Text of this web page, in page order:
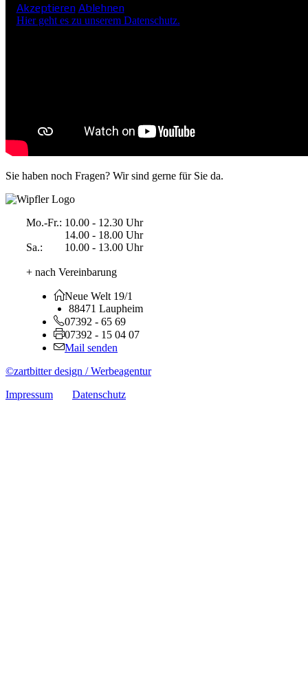
Sie haben noch Fragen? Wir sind gerne für Sie da.
Mo.-Fr.:
Sa.:
10.00 - 12.30 Uhr
14.00 - 18.00 Uhr
10.00 - 13.00 Uhr
+ nach Vereinbarung
Neue Welt 19/1
88471 Laupheim
07392 - 65 69
07392 - 15 04 07
Mail senden
©zartbitter design / Werbeagentur
Impressum
Datenschutz
Akzeptieren Ablehnen
Hier geht es zu unserem Datenschutz.